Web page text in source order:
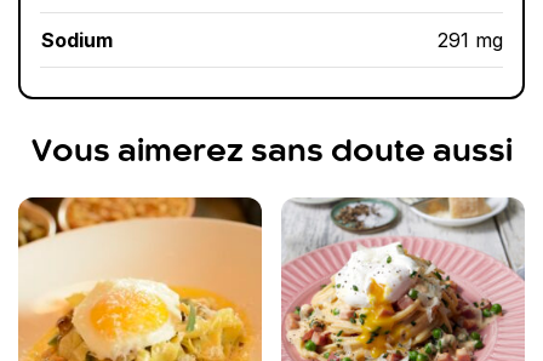
Sodium 291 mg
Vous aimerez sans doute aussi